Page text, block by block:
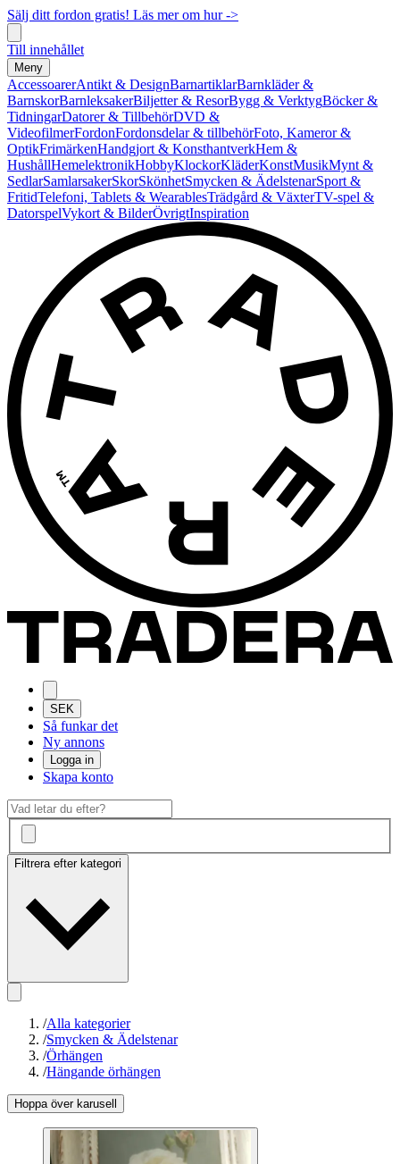
Sälj ditt fordon gratis! Läs mer om hur ->
Till innehållet
Meny
AccessoarerAntikt & DesignBarnartiklarBarnkläder &
BarnskorBarnleksakerBiljetter & ResorBygg & VerktygBöcker &
TidningarDatorer & TillbehörDVD &
VideofilmerFordonFordonsdelar & tillbehörFoto, Kameror &
OptikFrimärkenHandgjort & KonsthantverkHem &
HushållHemelektronikHobbyKlockorKläderKonstMusikMynt &
SedlarSamlarsakerSkorSkönhetSmycken & ÄdelstenarSport &
FritidTelefoni, Tablets & WearablesTrädgård & VäxterTV-spel &
DatorspelVykort & BilderÖvrigtInspiration
SEK
Så funkar det
Ny annons
Logga in
Skapa konto
Filtrera efter kategori
/Alla kategorier
/Smycken & Ädelstenar
/Örhängen
/Hängande örhängen
Hoppa över karusell